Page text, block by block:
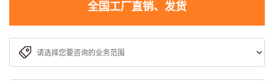
全国工厂直销、发货